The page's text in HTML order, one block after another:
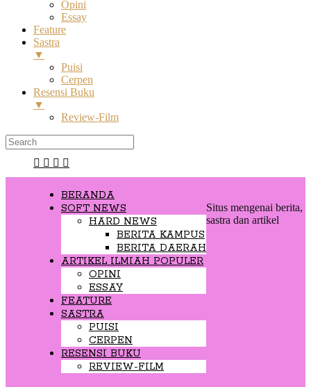
Opini
Essay
Feature
Sastra
▼
Puisi
Cerpen
Resensi Buku
▼
Review-Film
BERANDA
SOFT NEWS
HARD NEWS
BERITA KAMPUS
BERITA DAERAH
ARTIKEL ILMIAH POPULER
OPINI
ESSAY
FEATURE
SASTRA
PUISI
CERPEN
RESENSI BUKU
REVIEW-FILM
Situs mengenai berita,
sastra dan artikel